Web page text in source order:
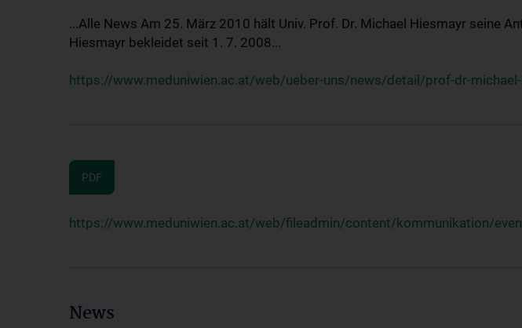
...Alle News Am 25. März 2010 hält Univ. Prof. Dr. Michael Hiesmayr seine
Hiesmayr bekleidet seit 1. 7. 2008...
https://www.meduniwien.ac.at/web/ueber-uns/news/detail/prof-dr-
PDF
https://www.meduniwien.ac.at/web/fileadmin/content/kommunikation/
News